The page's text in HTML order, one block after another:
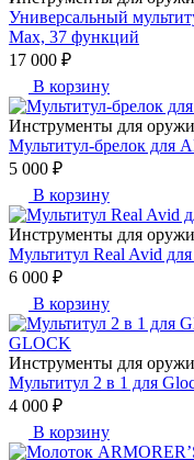
Универсальный
Max, 37 функций
17 000 ₽
В корзину
Инструменты для
Мультитул-брелок для
5 000 ₽
В корзину
Инструменты для
Мультитул Real Avid
6 000 ₽
В корзину
Инструменты для
Мультитул 2 в 1 для
4 000 ₽
В корзину